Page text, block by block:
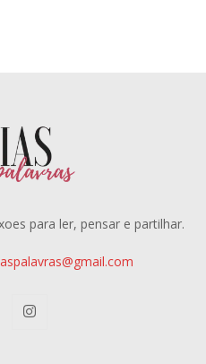
para ler, pensar e partilhar.